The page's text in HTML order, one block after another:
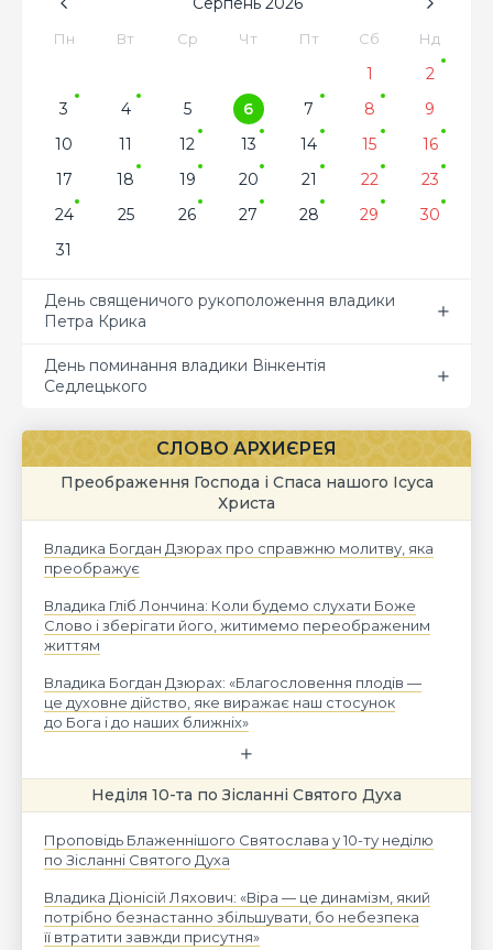
Пн Вт Ср Чт Пт Сб Нд
1
2
3
4 5 6 7 8
9
10
11 12 13 14 15
16
17
18 19 20 21 22
23
24
25 26 27 28 29
30
31
День священичого рукоположення владики
Петра Крика
День поминання владики Вінкентія
Седлецького
СЛОВО АРХИЄРЕЯ
Преображення Господа і Спаса нашого Ісуса
Христа
Владика Богдан Дзюрах про справжню молитву, яка
преображує
Владика Гліб Лончина: Коли будемо слухати Боже
Слово і зберігати його, житимемо переображеним
життям
Владика Богдан Дзюрах: «Благословення плодів —
це духовне дійство, яке виражає наш стосунок
до Бога і до наших ближніх»
Неділя 10-та по Зісланні Святого Духа
Проповідь Блаженнішого Святослава у 10-ту неділю
по Зісланні Святого Духа
Владика Діонісій Ляхович: «Віра — це динамізм, який
потрібно безнастанно збільшувати, бо небезпека
її втратити завжди присутня»